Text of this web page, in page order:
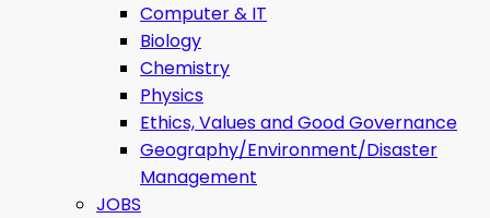
Computer & IT
Biology
Chemistry
Physics
Ethics, Values ​​and Good Governance
Geography/Environment/Disaster
Management
JOBS